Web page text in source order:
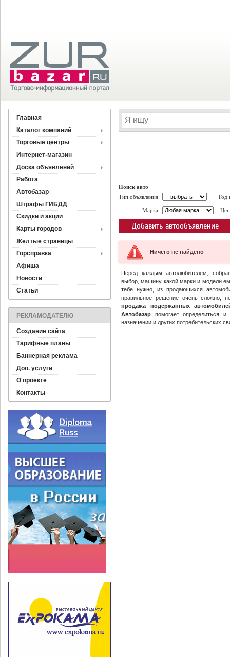
Главная
Каталог компаний
Торговые центры
Интернет-магазин
Доска объявлений
Работа
Автобазар
Штрафы ГИБДД
Скидки и акции
Карты городов
Желтые страницы
Горсправка
Афиша
Новости
Статьи
РЕКЛАМОДАТЕЛЮ
Создание сайта
Тарифные планы
Баннерная реклама
Доп. услуги
О проекте
Контакты
Поиск авто
Тип объявления:
Год
Марка:
Добавить автообъявление
Ничего не найдено
Перед каждым автолюбителем,
выбор, машину какой марки и модели
тебе нужно, из продающихся
правильное решение очень сложно,
продажа подержанных
Автобазар помогает определиться
назначении и других потребительских